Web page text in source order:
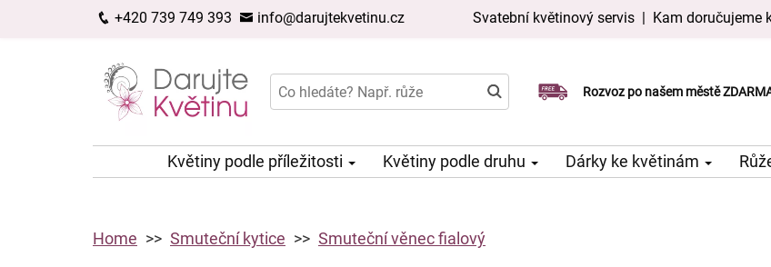
+420 739 749 393 info@darujtekvetinu.cz Svatební květinový servis | Kam doručujeme
Rozvoz po našem městě
Doručujeme již v den objednávky
Možný výběr času a dne doručení
Květiny podle příležitosti Květiny podle druhu Dárky ke květinám
Home Smuteční kytice Smuteční věnec fialový